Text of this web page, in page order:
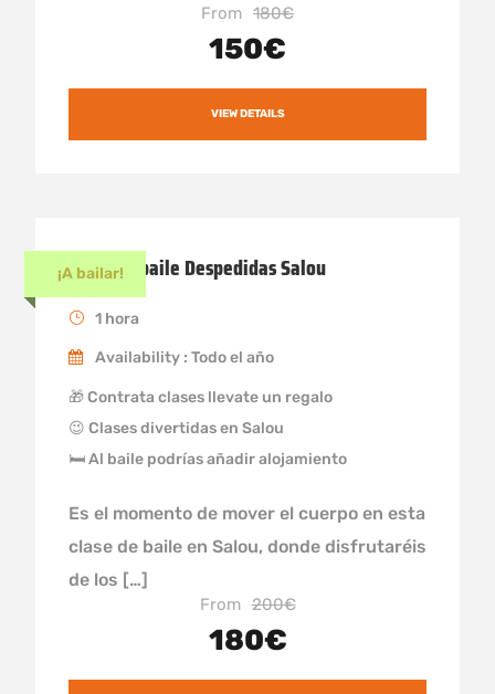
From 180€
150€
VIEW DETAILS
¡A bailar!
Clase de baile Despedidas Salou
1 hora
Availability : Todo el año
🎁 Contrata clases llevate un regalo
😉 Clases divertidas en Salou
🛏 Al baile podrías añadir alojamiento
Es el momento de mover el cuerpo en esta
clase de baile en Salou, donde disfrutaréis
de los […]
From 200€
180€